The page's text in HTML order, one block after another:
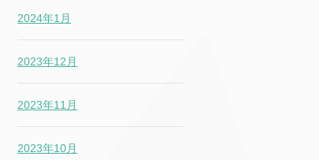
2024年1月
2023年12月
2023年11月
2023年10月